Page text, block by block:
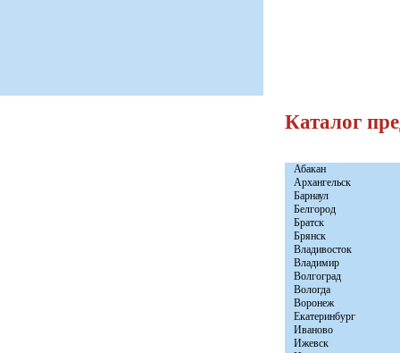
Каталог
Абакан
Архангельск
Барнаул
Белгород
Братск
Брянск
Владивосток
Владимир
Волгоград
Вологда
Воронеж
Екатеринбург
Иваново
Ижевск